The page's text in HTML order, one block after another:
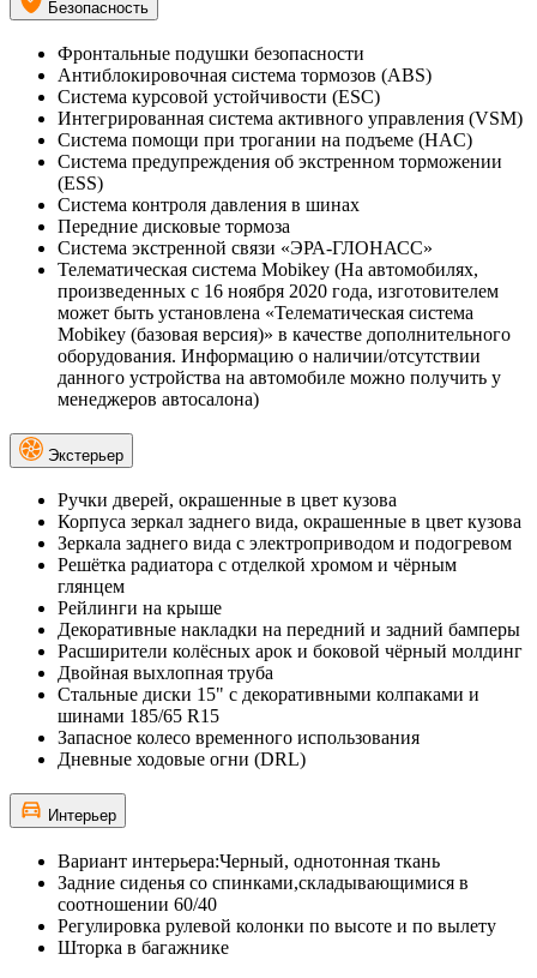
Безопасность
Фронтальные подушки безопасности
Антиблокировочная система тормозов (ABS)
Система курсовой устойчивости (ESC)
Интегрированная система активного управления (VSM)
Система помощи при трогании на подъеме (HAC)
Система предупреждения об экстренном торможении
(ESS)
Система контроля давления в шинах
Передние дисковые тормоза
Система экстренной связи «ЭРА-ГЛОНАСС»
Телематическая система Mobikey (На автомобилях,
произведенных с 16 ноября 2020 года, изготовителем
может быть установлена «Телематическая система
Mobikey (базовая версия)» в качестве дополнительного
оборудования. Информацию о наличии/отсутствии
данного устройства на автомобиле можно получить у
менеджеров автосалона)
Экстерьер
Ручки дверей, окрашенные в цвет кузова
Корпуса зеркал заднего вида, окрашенные в цвет кузова
Зеркала заднего вида с электроприводом и подогревом
Решётка радиатора с отделкой хромом и чёрным
глянцем
Рейлинги на крыше
Декоративные накладки на передний и задний бамперы
Расширители колёсных арок и боковой чёрный молдинг
Двойная выхлопная труба
Стальные диски 15" с декоративными колпаками и
шинами 185/65 R15
Запасное колесо временного использования
Дневные ходовые огни (DRL)
Интерьер
Вариант интерьера:Черный, однотонная ткань
Задние сиденья со спинками,складывающимися в
соотношении 60/40
Регулировка рулевой колонки по высоте и по вылету
Шторка в багажнике